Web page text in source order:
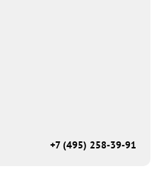
+7 (495) 258-39-91